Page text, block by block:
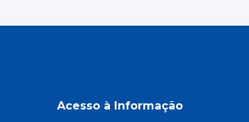
Acesso à Informação